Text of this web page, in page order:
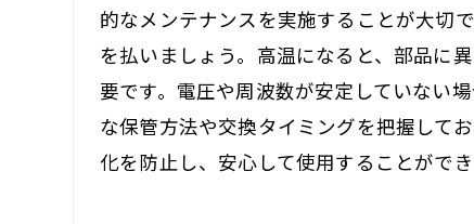
的なメンテナンスを実施することが大切
を払いましょう。高温になると、部品に
要です。電圧や周波数が安定していない
な保管方法や交換タイミングを把握して
化を防止し、安心して使用することができ